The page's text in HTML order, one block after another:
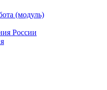
(модуль)
России